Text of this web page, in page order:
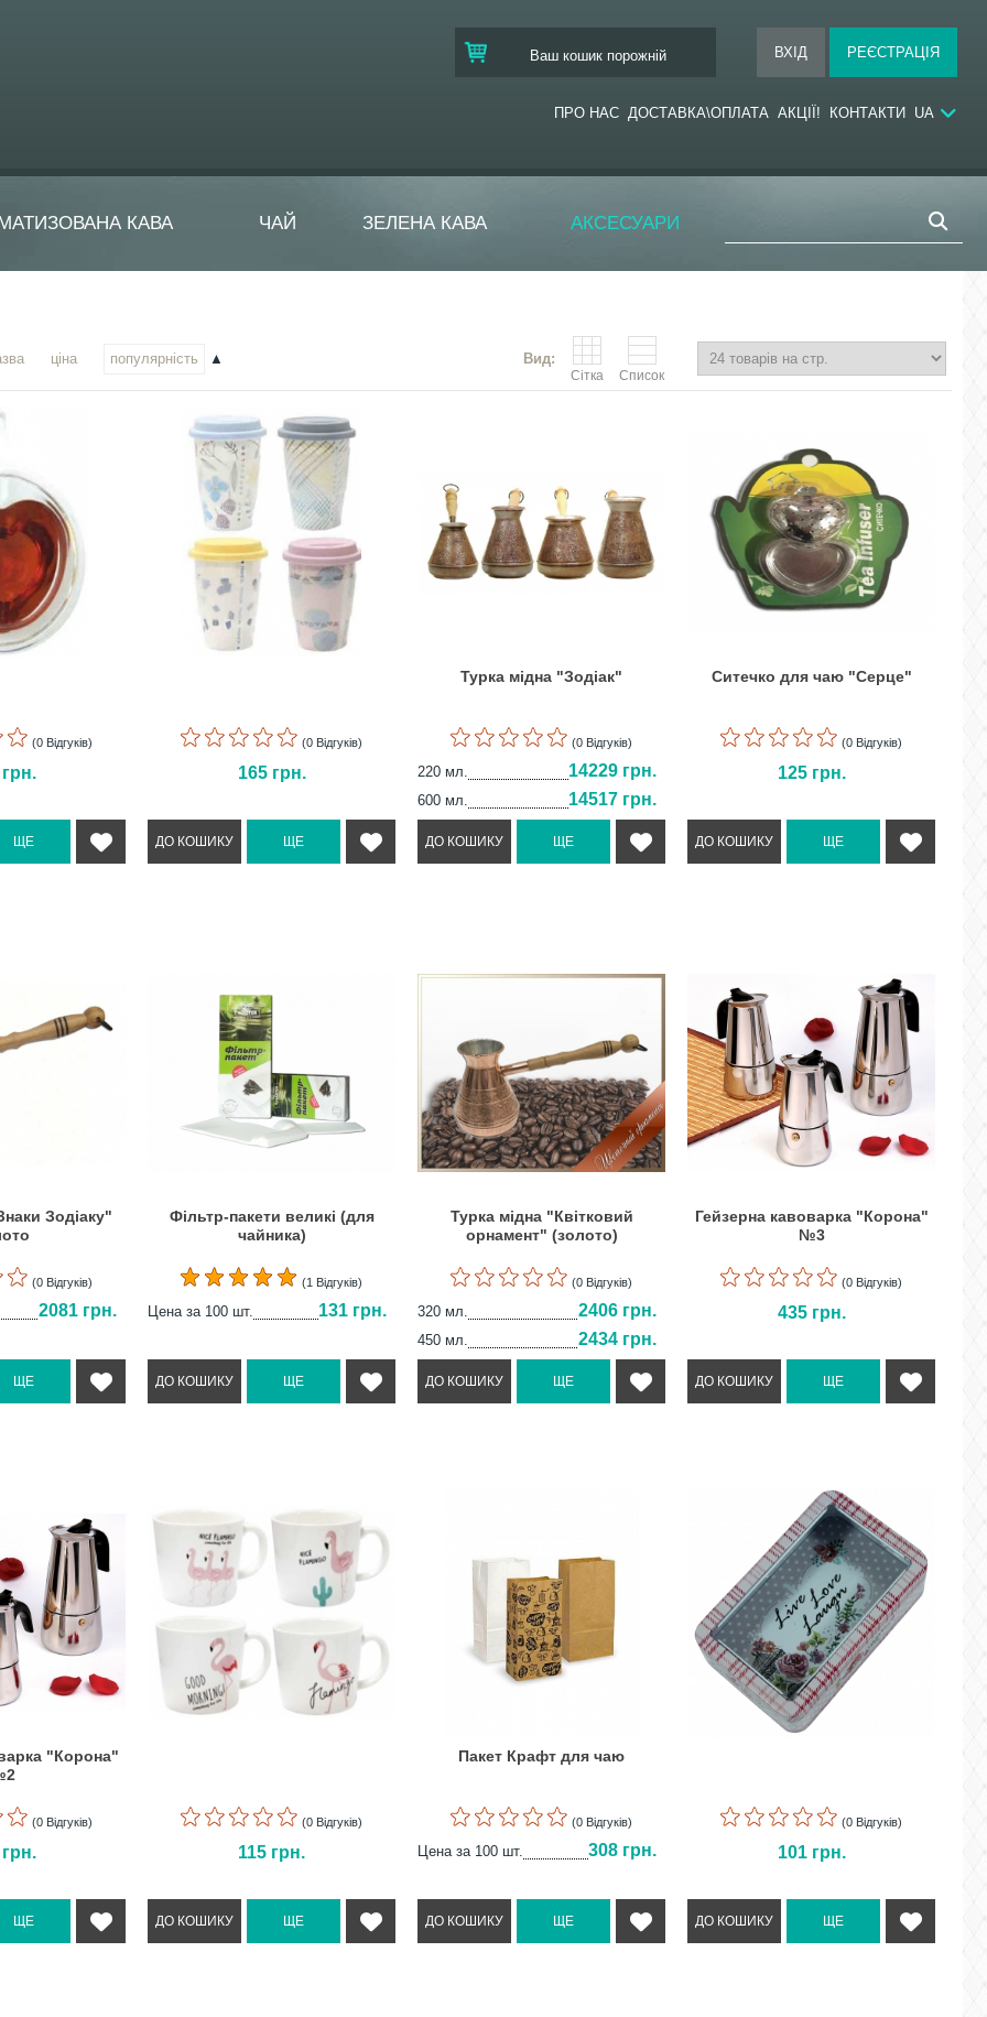
Ваш кошик порожній
ПРО НАС ДОСТАВКА\ОПЛАТА АКЦІЇ! КОНТАКТИ UA
КАВА ЧАЙ ЗЕЛЕНА КАВА АКСЕСУАРИ
ціна популярність ▲ Вид:
Сітка Список
(0 Відгуків)
грн.
(0 Відгуків)
165 грн.
Турка мідна "Зодіак"
(0 Відгуків)
220 мл. 14229 грн.
600 мл. 14517 грн.
Ситечко для чаю "Серце"
(0 Відгуків)
125 грн.
Зодіаку"
(0 Відгуків)
2081 грн.
Фільтр-пакети великі (для
чайника)
(1 Відгуків)
Цена за 100 шт. 131 грн.
Турка мідна "Квітковий
орнамент" (золото)
(0 Відгуків)
320 мл. 2406 грн.
450 мл. 2434 грн.
Гейзерна кавоварка "Корона"
№3
(0 Відгуків)
435 грн.
"Корона"
(0 Відгуків)
грн.
(0 Відгуків)
115 грн.
Пакет Крафт для чаю
(0 Відгуків)
Цена за 100 шт. 308 грн.
(0 Відгуків)
101 грн.